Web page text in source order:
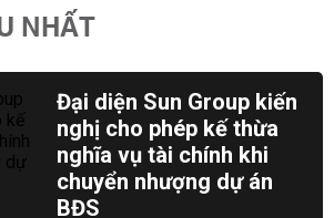
NHẤT
Đại diện Sun Group kiến
nghị cho phép kế thừa
nghĩa vụ tài chính khi
chuyển nhượng dự án
BĐS